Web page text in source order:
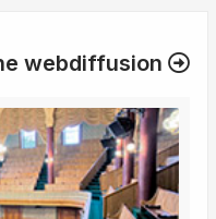
webdiffusion